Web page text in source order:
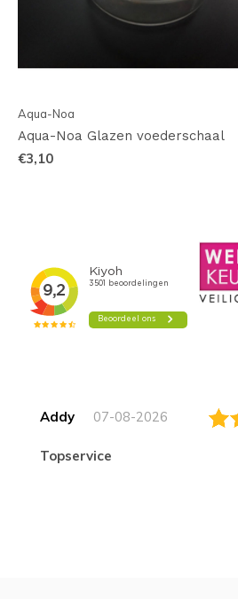
Aqua-Noa
Aqua-Noa Glazen voederschaal
€3,10
Addy 07-08-2026
topservice